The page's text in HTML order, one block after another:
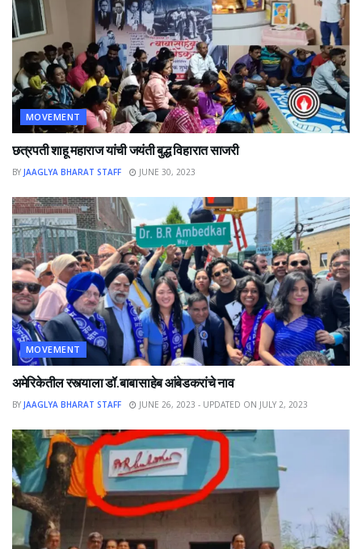
MOVEMENT
छत्रपती शाहू महाराज यांची जयंती बुद्ध विहारात साजरी
BY JAAGLYA BHARAT STAFF JUNE 30, 2023
MOVEMENT
अमेरिकेतील रस्त्याला डॉ.बाबासाहेब आंबेडकरांचे नाव
BY JAAGLYA BHARAT STAFF JUNE 26, 2023 - UPDATED ON JULY 2, 2023